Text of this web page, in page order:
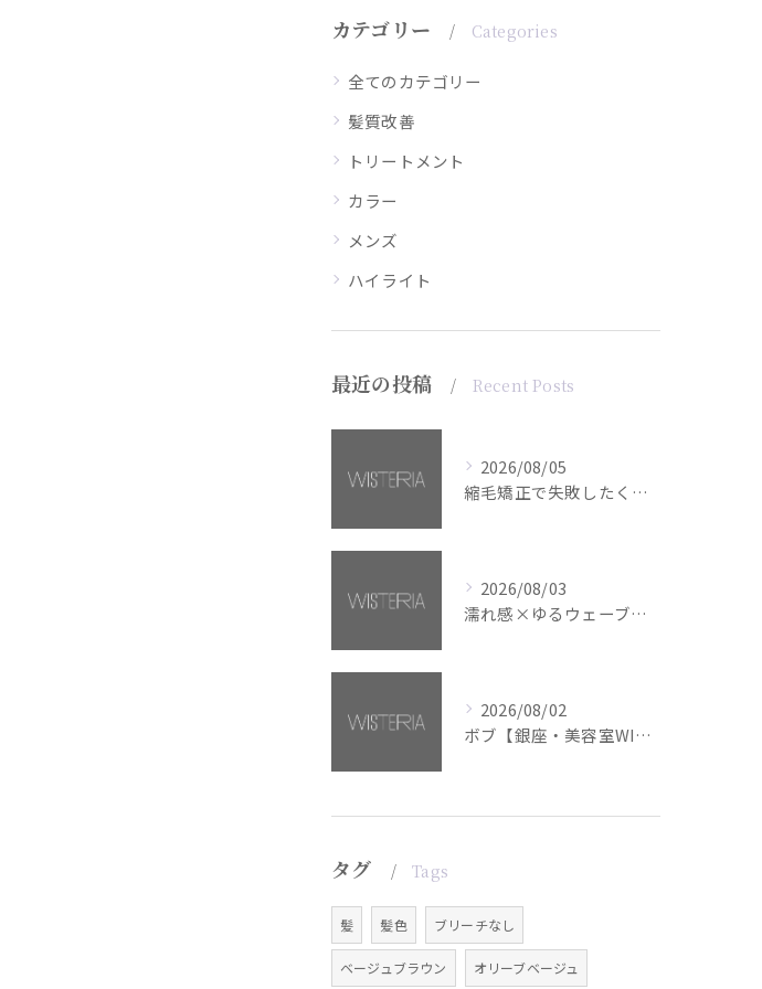
カテゴリー Categories
全てのカテゴリー
髪質改善
トリートメント
カラー
メンズ
ハイライト
最近の投稿 Recent Posts
2026/08/05
縮毛矯正で失敗したくない方へ【銀座・美容室WISTERIA】
2026/08/03
濡れ感×ゆるウェーブミディアム【銀座・美容室WISTERIA】
2026/08/02
ボブ【銀座・美容室WISTERIA】
タグ Tags
髪 髪色 ブリーチなし
ベージュブラウン オリーブベージュ